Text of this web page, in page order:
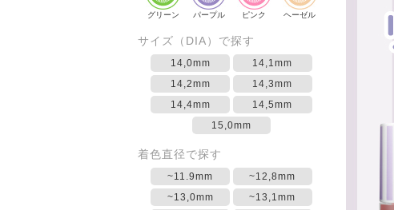
グリーン パープル ピンク ヘーゼル
サイズ（DIA）で探す
14,0mm
14,1mm
14,2mm
14,3mm
14,4mm
14,5mm
15,0mm
着色直径で探す
~11.9mm
~12,8mm
~13,0mm
~13,1mm